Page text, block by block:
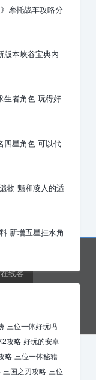
摩托战车攻略分
版本峡谷宝典内
生者角色 玩得好
四星角色 可以代
物 魈和凌人的适
新增五星挂水角
三位一体好玩吗
2攻略 好玩的安卓
略 三位一体秘籍
三国之刃攻略 三位
线客